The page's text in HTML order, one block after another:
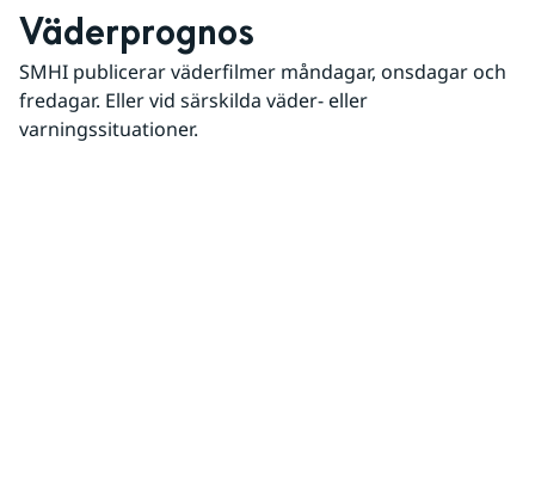
Väderprognos
SMHI publicerar väderfilmer måndagar, onsdagar och
fredagar. Eller vid särskilda väder- eller
varningssituationer.